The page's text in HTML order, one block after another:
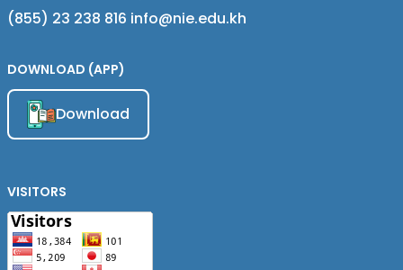
(855) 23 238 816 info@nie.edu.kh
DOWNLOAD (APP)
Download
VISITORS